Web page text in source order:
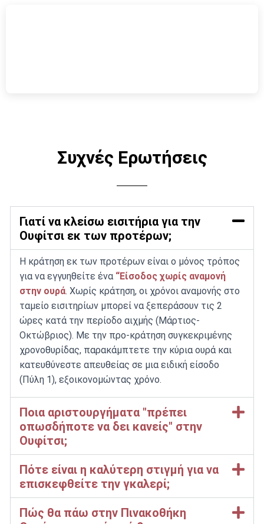
Συχνές Ερωτήσεις
Γιατί να κλείσω εισιτήρια για την
Ουφίτσι εκ των προτέρων;
Η κράτηση εκ των προτέρων είναι ο μόνος τρόπος
για να εγγυηθείτε ένα “Είσοδος χωρίς αναμονή
στην ουρά. Χωρίς κράτηση, οι χρόνοι αναμονής στο
ταμείο εισιτηρίων μπορεί να ξεπεράσουν τις 2
ώρες κατά την περίοδο αιχμής (Μάρτιος-
Οκτώβριος). Με την προ-κράτηση συγκεκριμένης
χρονοθυρίδας, παρακάμπτετε την κύρια ουρά και
κατευθύνεστε απευθείας σε μια ειδική είσοδο
(Πύλη 1), εξοικονομώντας χρόνο.
Ποια αριστουργήματα "πρέπει
οπωσδήποτε να δει κανείς" στην
Ουφίτσι;
Πότε είναι η καλύτερη στιγμή για να
επισκεφθείτε την γκαλερί;
Πώς θα πάω στην Πινακοθήκη